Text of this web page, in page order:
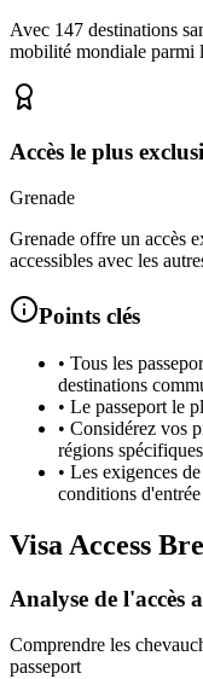
Avec 147 destinations
mobilité mondiale parmi
Accès le plus
Grenade
Grenade offre un accès
accessibles avec les
Points clés
• Tous les
destinations
• Le passeport le
• Considérez vos
régions
• Les exigences
conditions
Visa Access
Analyse de l'accès
Comprendre les
passeport